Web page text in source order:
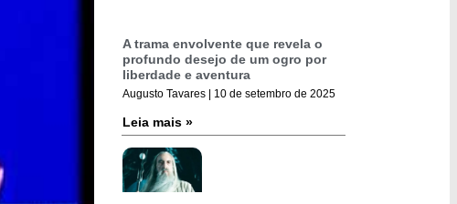
A trama envolvente que revela o
profundo desejo de um ogro por
liberdade e aventura
Augusto Tavares 10 de setembro de 2025
Leia mais »